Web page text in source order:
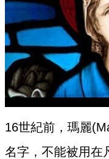
16世紀前，瑪麗
名字，不能被用在